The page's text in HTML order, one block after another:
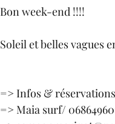
Bon week-end !!!!
Soleil et belles vagues
=> Infos &
=> Maia surf/